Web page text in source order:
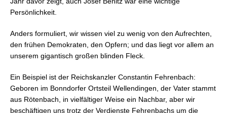
Persönlichkeit.
Anders formuliert, wir wissen viel zu wenig von den Aufrechten,
den frühen Demokraten, den Opfern; und das liegt vor allem an
unserem gigantisch großen blinden Fleck.
Ein Beispiel ist der Reichskanzler Constantin Fehrenbach:
Geboren im Bonndorfer Ortsteil Wellendingen, der Vater stammt
aus Rötenbach, in vielfältiger Weise ein Nachbar, aber wir
beschäftigen uns trotz der Verdienste Fehrenbachs um die